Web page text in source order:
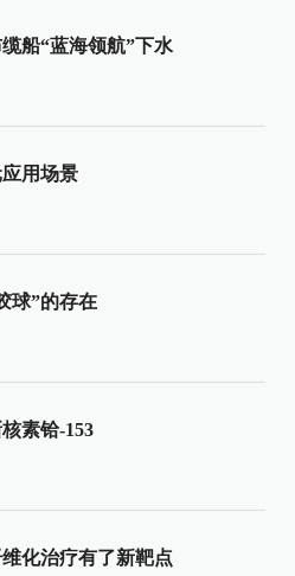
船“蓝海领航”下水
用场景
球”的存在
素铪-153
化治疗有了新靶点